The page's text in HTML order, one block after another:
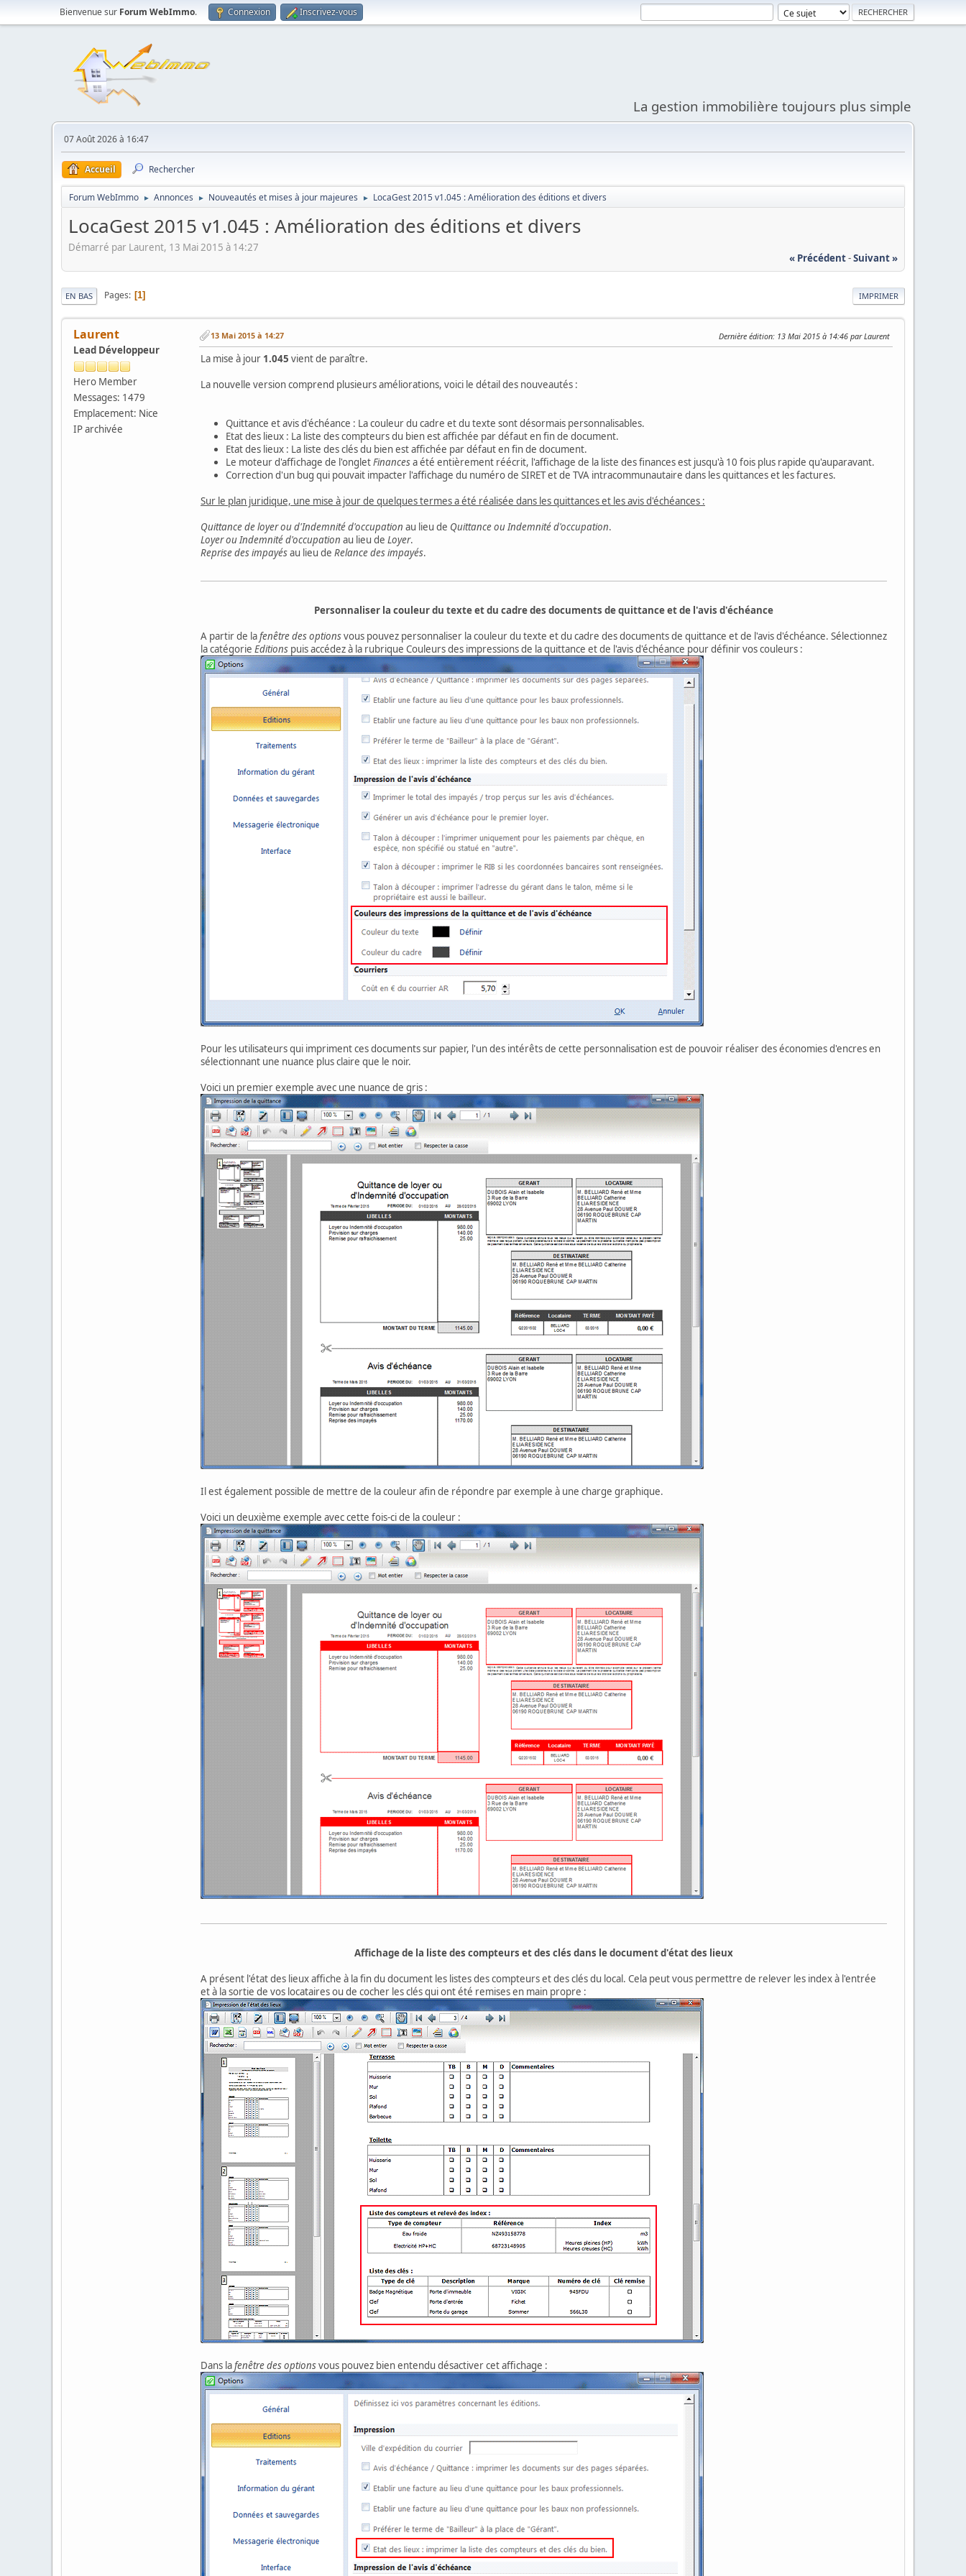
Bienvenue sur Forum WebImmo. Connexion Inscrivez-vous
La gestion immobilière toujours plus simple
07 Août 2026 à 16:47
Accueil Rechercher
Forum WebImmo ► Annonces ► Nouveautés et mises à jour majeures ► LocaGest 2015 v1.045 : Amélioration des éditions et divers
LocaGest 2015 v1.045 : Amélioration des éditions et divers
Démarré par Laurent, 13 Mai 2015 à 14:27
« Précédent-Suivant »
IMPRIMER
EN BAS Pages 1
Laurent
Lead Développeur
Hero Member
Messages: 1479
Emplacement: Nice
IP archivée
13 Mai 2015 à 14:27 Dernière édition: 13 Mai 2015 à 14:46 par Laurent
La mise à jour 1.045 vient de paraître.
La nouvelle version comprend plusieurs améliorations, voici le détail des nouveautés :
Quittance et avis d'échéance : La couleur du cadre et du texte sont désormais personnalisables.
Etat des lieux : La liste des compteurs du bien est affichée par défaut en fin de document.
Etat des lieux : La liste des clés du bien est affichée par défaut en fin de document.
Le moteur d'affichage de l'ongletFinancesa été entièrement réécrit, l'affichage de la liste des finances est jusqu'à 10 fois plus rapide qu'auparavant.
Correction d'un bug qui pouvait impacter l'affichage du numéro de SIRET et de TVA intracommunautaire dans les quittances et les factures.
Sur le plan juridique, une mise à jour de quelques termes a été réalisée dans les quittances et les avis d'échéances :
Quittance de loyer ou d'Indemnité d'occupation au lieu de Quittance ou Indemnité d'occupation.
Loyer ou Indemnité d'occupation au lieu de Loyer.
Reprise des impayésau lieu de Relance des impayés.
Personnaliser la couleur du texte et du cadre des documents de quittance et de l'avis d'échéance
A partir de lafenêtre des optionsvous pouvez personnaliser la couleur du texte et du cadre des documents de quittance et de l'avis d'échéance. Sélectionnez
la catégorie Editions puis accédez à la rubrique Couleurs des impressions de la quittance et de l'avis d'échéance pour définir vos couleurs :
Pour les utilisateurs qui impriment ces documents sur papier, l'un des intérêts de cette personnalisation est de pouvoir réaliser des économies d'encres en
sélectionnant une nuance plus claire que le noir.
Voici un premier exemple avec une nuance de gris :
Il est également possible de mettre de la couleur afin de répondre par exemple à une charge graphique.
Voici un deuxième exemple avec cette fois-ci de la couleur :
Affichage de la liste des compteurs et des clés dans le document d'état des lieux
A présent l'état des lieux affiche à la fin du document les listes des compteurs et des clés du local. Cela peut vous permettre de relever les index à l'entrée
et à la sortie de vos locataires ou de cocher les clés qui ont été remises en main propre :
Dans lafenêtre des optionsvous pouvez bien entendu désactiver cet affichage :